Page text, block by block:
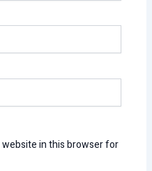
website in this browser for